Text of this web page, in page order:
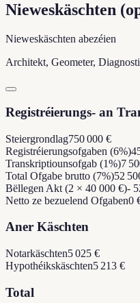
Nieweskäschten
Nieweskäschten abezéien
Architekt, Geometer,
Registréierungs- an
Steiergrondlag750 000 €
Registréierungsofgaben (6%)
Transkriptiounsofgab (1%)7
Total Ofgabe brutto (7%)52
Bëllegen Akt (2 × 40 000 €)-
Netto ze bezuelend Ofgaben0
Aner Käschten
Notarkäschten5 025 €
Hypothéikskäschten5 213 €
Total